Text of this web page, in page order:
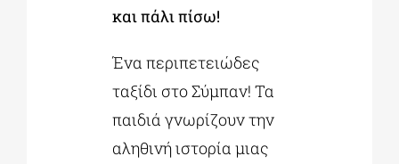
και πάλι πίσω!
Ένα περιπετειώδες
ταξίδι στο Σύμπαν! Τα
παιδιά γνωρίζουν την
αληθινή ιστορία μιας